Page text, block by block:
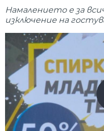
Намалението е за
изключение на